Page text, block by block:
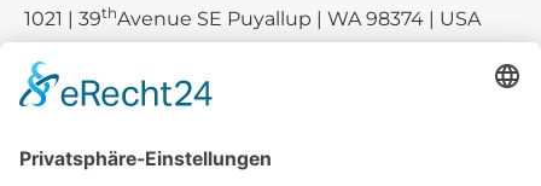
1021 | 39thAvenue SE Puyallup | WA 98374 | USA
Tel.:+1 253-867-57 35